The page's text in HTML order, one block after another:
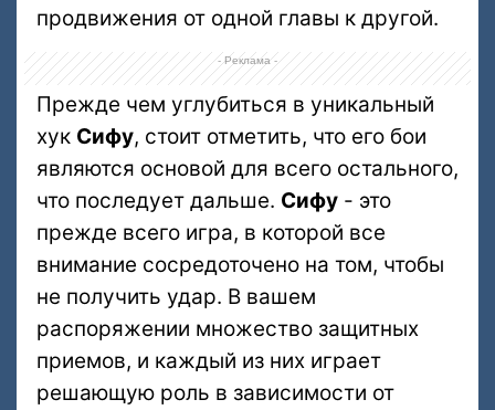
продвижения от одной главы к другой.
- Реклама -
Прежде чем углубиться в уникальный
хук Сифу, стоит отметить, что его бои
являются основой для всего остального,
что последует дальше. Сифу - это
прежде всего игра, в которой все
внимание сосредоточено на том, чтобы
не получить удар. В вашем
распоряжении множество защитных
приемов, и каждый из них играет
решающую роль в зависимости от